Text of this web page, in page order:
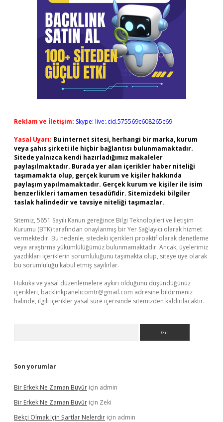
Reklam ve İletişim: Skype: live:.cid.575569c608265c69
Yasal Uyarı: Bu internet sitesi, herhangi bir marka, kurum
veya şahıs şirketi ile hiçbir bağlantısı bulunmamaktadır.
Sitede yalnızca kendi hazırladığımız makaleler
paylaşılmaktadır. Burada yer alan içerikler haber niteliği
taşımamakta olup, gerçek kurum ve kişiler hakkında
paylaşım yapılmamaktadır. Gerçek kurum ve kişiler ile isim
benzerlikleri tamamen tesadüfidir. Sitemizdeki bilgiler
taslak halindedir ve tavsiye niteliği taşımazlar.
Sitemiz, 5651 Sayılı Kanun gereğince Bilgi Teknolojileri ve İletişim
Kurumu (BTK) tarafından onaylanmış bir Yer Sağlayıcı olarak hizmet
vermektedir. Bu nedenle, sitedeki içerikleri proaktif olarak denetleme
veya araştırma yükümlülüğümüz bulunmamaktadır. Ancak, üyelerimiz
yazdıkları içeriklerin sorumluluğunu taşımakta olup, siteye üye olarak
bu sorumluluğu kabul etmiş sayılırlar.
Hukuka ve yasal düzenlemelere aykırı olduğunu düşündüğünüz
içerikleri, backlinkpanelicomtr@gmail.com adresine bildirmeniz
halinde, ilgili içerikler yasal süre içerisinde sitemizden kaldırılacaktır.
Son yorumlar
Bir Erkek Ne Zaman Büyür için admin
Bir Erkek Ne Zaman Büyür için Zeki
Bekçi Olmak Için Şartlar Nelerdir için admin